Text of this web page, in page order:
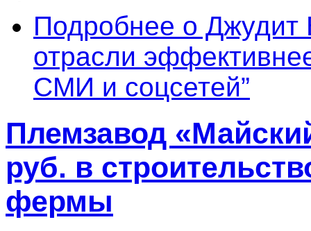
Подробнее о Джудит
отрасли
СМИ и соцсетей”
Племзавод
руб. в
фермы